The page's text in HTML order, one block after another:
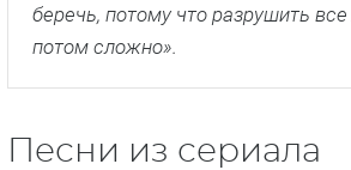
беречь, потому что разрушить все
потом сложно».
Песни из сериала